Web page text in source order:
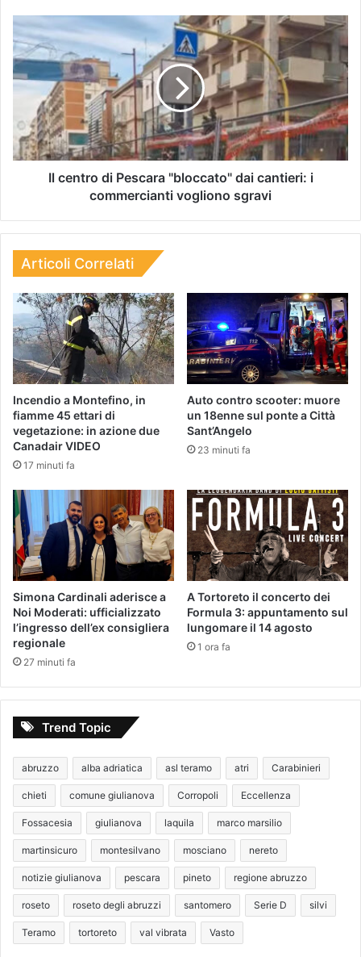
Il centro di Pescara "bloccato" dai cantieri: i
commercianti vogliono sgravi
Articoli Correlati
Incendio a Montefino, in
fiamme 45 ettari di
vegetazione: in azione due
Canadair VIDEO
17 minuti fa
Auto contro scooter: muore
un 18enne sul ponte a Città
Sant’Angelo
23 minuti fa
Simona Cardinali aderisce a
Noi Moderati: ufficializzato
l’ingresso dell’ex consigliera
regionale
27 minuti fa
A Tortoreto il concerto dei
Formula 3: appuntamento sul
lungomare il 14 agosto
1 ora fa
Trend Topic
abruzzo alba adriatica asl teramo atri Carabinieri
chieti comune giulianova Corropoli Eccellenza
Fossacesia giulianova laquila marco marsilio
martinsicuro montesilvano mosciano nereto
notizie giulianova pescara pineto regione abruzzo
roseto roseto degli abruzzi santomero Serie D silvi
Teramo tortoreto val vibrata Vasto